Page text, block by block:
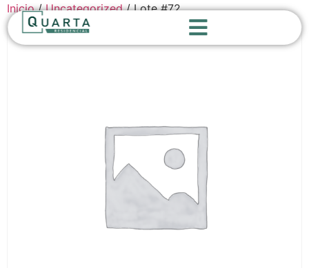
Inicio/Uncategorized/ Lote #72